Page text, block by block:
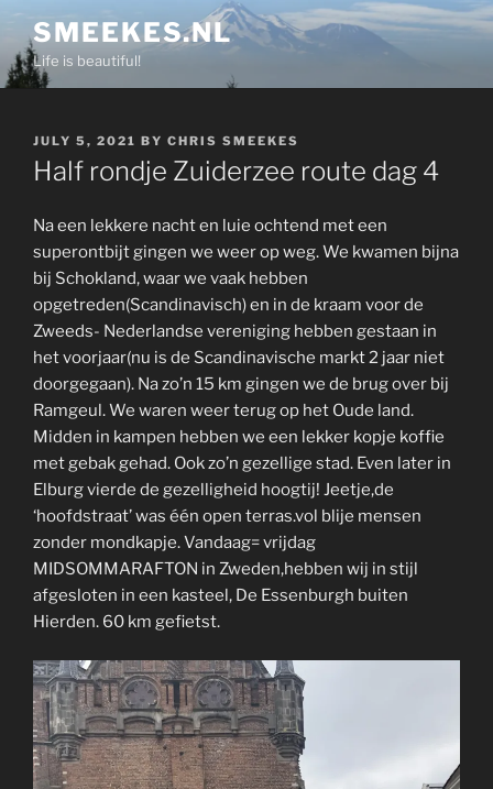
content
SMEEKES.NL
Life is beautiful!
POSTED
ON
JULY 5, 2021 BY CHRIS SMEEKES
Half rondje Zuiderzee route dag 4
Na een lekkere nacht en luie ochtend met een
superontbijt gingen we weer op weg. We kwamen bijna
bij Schokland, waar we vaak hebben
opgetreden(Scandinavisch) en in de kraam voor de
Zweeds- Nederlandse vereniging hebben gestaan in
het voorjaar(nu is de Scandinavische markt 2 jaar niet
doorgegaan). Na zo’n 15 km gingen we de brug over bij
Ramgeul. We waren weer terug op het Oude land.
Midden in kampen hebben we een lekker kopje koffie
met gebak gehad. Ook zo’n gezellige stad. Even later in
Elburg vierde de gezelligheid hoogtij! Jeetje,de
‘hoofdstraat’ was één open terras.vol blije mensen
zonder mondkapje. Vandaag= vrijdag
MIDSOMMARAFTON in Zweden,hebben wij in stijl
afgesloten in een kasteel, De Essenburgh buiten
Hierden. 60 km gefietst.